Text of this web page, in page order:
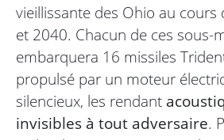
vieillissante des Ohio au cours
et 2040. Chacun de ces sous-
embarquera 16 missiles
propulsé par un moteur
silencieux, les rendant
invisibles à tout adversaire.